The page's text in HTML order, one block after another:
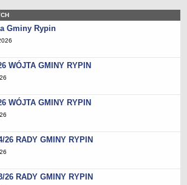
NIP, REGON
- urząd gminy
- baza magazynowo - warsztatowa
na wolne stanowiska urzędnicze
na wolne stanowiska urzędnicze
wymagania formalne w naborach na
stanowiska urzędnicze
Gminy Rypin
WÓJTA GMINY RYPIN
WÓJTA GMINY RYPIN
26 RADY GMINY RYPIN
26 RADY GMINY RYPIN